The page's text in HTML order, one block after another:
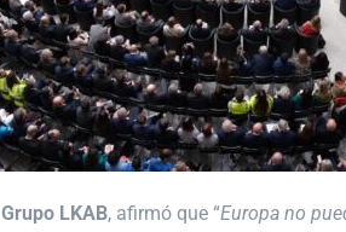
Grupo LKAB, afirmó que “Europa no